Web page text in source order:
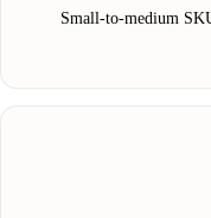
Small-to-medium